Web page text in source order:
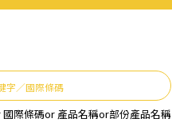
國際條碼or 產品名稱or部份產品名稱